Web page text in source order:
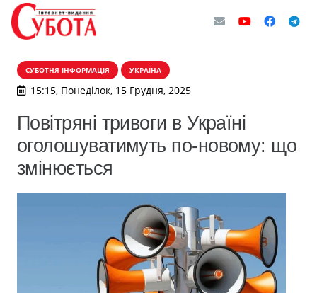
СУБОТНЯ ІНФОРМАЦІЯ УКРАЇНА
15:15, Понеділок, 15 Грудня, 2025
Повітряні тривоги в Україні
оголошуватимуть по-новому: що
змінюється